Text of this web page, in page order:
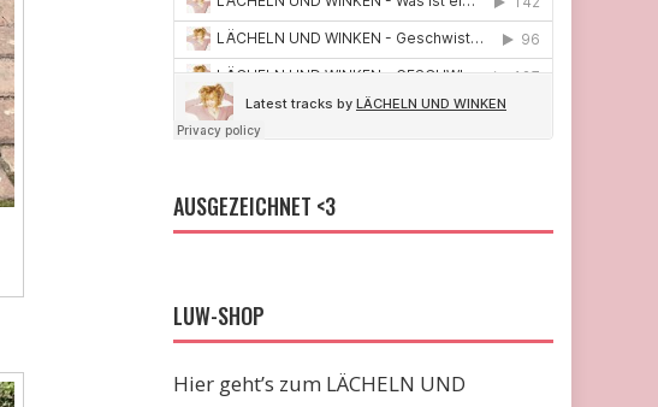
AUSGEZEICHNET <3
LUW-SHOP
Hier geht’s zum LÄCHELN UND